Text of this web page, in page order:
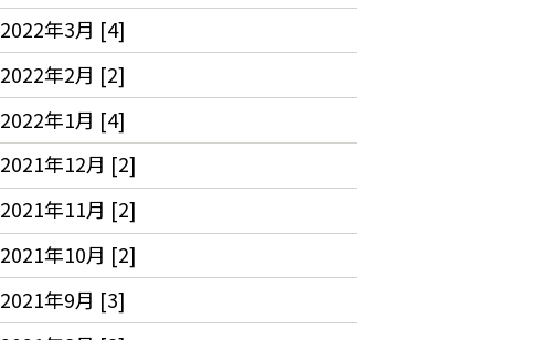
2022年3月 [4]
2022年2月 [2]
2022年1月 [4]
2021年12月 [2]
2021年11月 [2]
2021年10月 [2]
2021年9月 [3]